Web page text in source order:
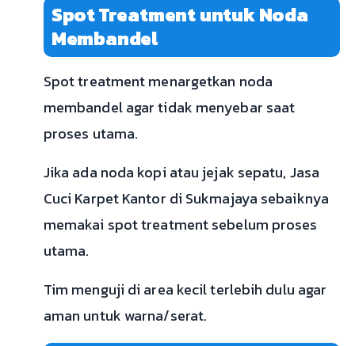
Spot Treatment untuk Noda
Membandel
Spot treatment menargetkan noda
membandel agar tidak menyebar saat
proses utama.
Jika ada noda kopi atau jejak sepatu, Jasa
Cuci Karpet Kantor di Sukmajaya sebaiknya
memakai spot treatment sebelum proses
utama.
Tim menguji di area kecil terlebih dulu agar
aman untuk warna/serat.